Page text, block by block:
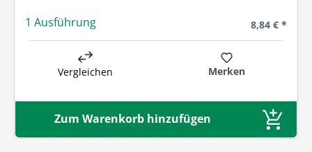
1 Ausführung Regulärer
8,84 € *
Vergleichen Merken
Zum Warenkorb hinzufügen